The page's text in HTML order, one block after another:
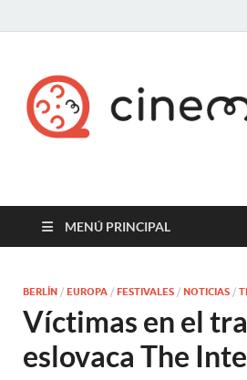
Cine maldito
MENÚ PRINCIPAL
BERLÍN / EUROPA / FESTIVALES / NOTICIAS /
Víctimas en el
eslovaca The